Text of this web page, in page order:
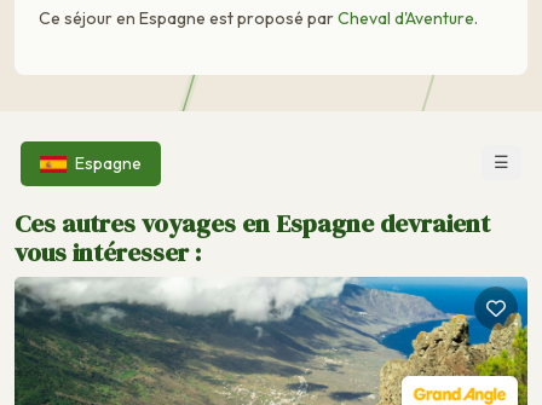
Ce séjour en Espagne est proposé parCheval d'Aventure.
Espagne ☰
Ces autres voyages en Espagne devraient
vous intéresser :